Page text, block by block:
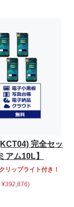
完全セッ
アム10L】
リップライト付き！
¥392,876)